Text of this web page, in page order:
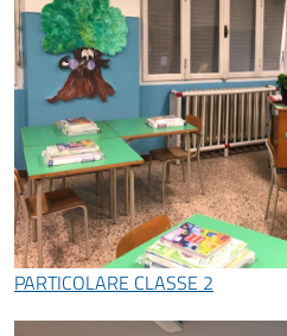
PARTICOLARE CLASSE 2